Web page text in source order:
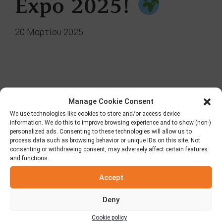
Manage Cookie Consent
We use technologies like cookies to store and/or access device
information. We do this to improve browsing experience and to show (non-)
personalized ads. Consenting to these technologies will allow us to
process data such as browsing behavior or unique IDs on this site. Not
consenting or withdrawing consent, may adversely affect certain features
and functions.
Accept
Deny
Cookie policy
Expo 2025!
20 Μαρτίου 2025
Κατηγορίες
Fooding